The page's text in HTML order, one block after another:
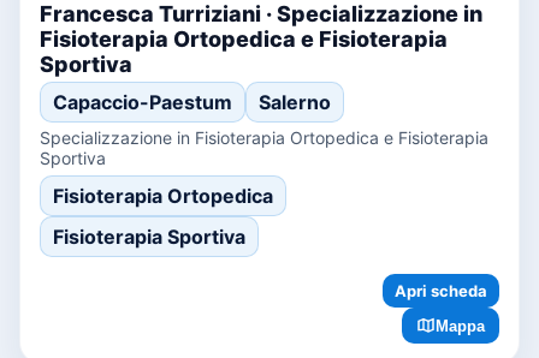
Francesca Turriziani · Specializzazione in
Fisioterapia Ortopedica e Fisioterapia
Sportiva
Capaccio-Paestum Salerno
Specializzazione in Fisioterapia Ortopedica e Fisioterapia
Sportiva
Fisioterapia Ortopedica
Fisioterapia Sportiva
Apri scheda
Mappa